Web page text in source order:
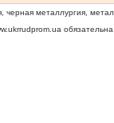
черная металлургия,